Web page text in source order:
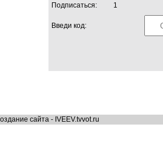
Подписаться: 1
Введи код:
сайта - IVEEV.tvvot.ru